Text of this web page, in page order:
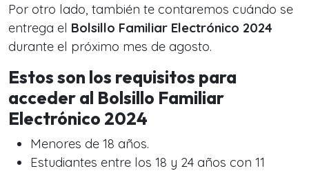
Por otro lado, también te contaremos cuándo se
entrega el Bolsillo Familiar Electrónico 2024
durante el próximo mes de agosto.
Estos son los requisitos para
acceder al Bolsillo Familiar
Electrónico 2024
Menores de 18 años.
Estudiantes entre los 18 y 24 años con 11